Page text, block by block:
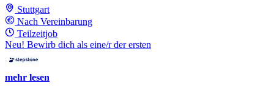
Stuttgart
Nach Vereinbarung
Teilzeitjob
Neu! Bewirb dich als eine/r der ersten
mehr lesen